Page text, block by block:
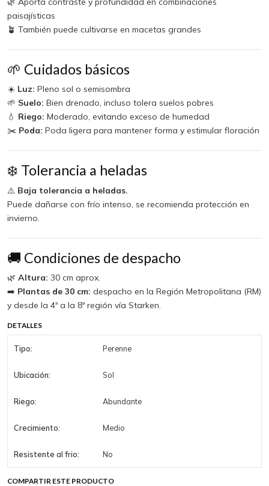
paisajísticas
🪴 También puede cultivarse en macetas grandes
🌱 Cuidados básicos
☀️ Luz: Pleno sol o semisombra
🌱 Suelo: Bien drenado, incluso tolera suelos pobres
💧 Riego: Moderado, evitando exceso de humedad
✂️ Poda: Poda ligera para mantener forma y estimular floración
❄️ Tolerancia a heladas
⚠️ Baja tolerancia a heladas.
Puede dañarse con frío intenso, se recomienda protección en
invierno.
🚚 Condiciones de despacho
🌿 Altura: 30 cm aprox.
➡️ Plantas de 30 cm: despacho en la Región Metropolitana (RM)
y desde la 4ª a la 8ª región vía Starken.
DETALLES
Tipo: Perenne
Ubicación: Sol
Riego: Abundante
Crecimiento: Medio
Resistente al frio: No
COMPARTIR ESTE PRODUCTO